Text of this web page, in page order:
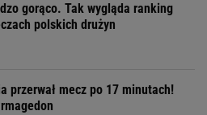
gorąco. Tak wygląda ranking
polskich drużyn
przerwał mecz po 17 minutach!